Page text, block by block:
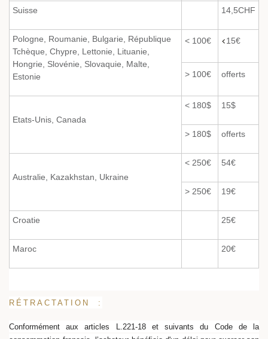
Suisse 14,5CHF
Pologne, Roumanie, Bulgarie, République
Tchèque, Chypre, Lettonie, Lituanie,
Hongrie, Slovénie, Slovaquie, Malte,
Estonie
< 100€ <15€
> 100€ offerts
Etats-Unis, Canada
< 180$ 15$
> 180$ offerts
Australie, Kazakhstan, Ukraine
< 250€ 54€
> 250€ 19€
Croatie 25€
Maroc 20€
RÉTRACTATION :
Conformément aux articles L.221-18 et suivants du Code de la